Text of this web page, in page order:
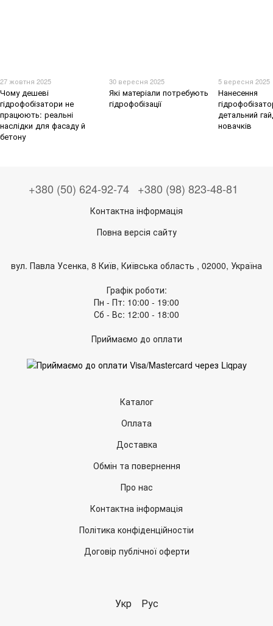
27 жовтня 2025
Чому дешеві
гідрофобізатори не
працюють: реальні
наслідки для фасаду й
бетону
30 вересня 2025
Які матеріали потребують
гідрофобізації
5 вересня 2025
Нанесення
детальний
новачків
+380 (50) 624-92-74 +380 (98) 823-48-81
Контактна інформація
Повна версія сайту
вул. Павла Усенка, 8 Київ, Київська область , 02000, Україна
Графік роботи:
Пн - Пт: 10:00 - 19:00
Сб - Вс: 12:00 - 18:00
Приймаємо до оплати
Каталог
Оплата
Доставка
Обмін та повернення
Про нас
Контактна інформація
Політика конфіденційностіи
Договір публічної оферти
Укр Рус